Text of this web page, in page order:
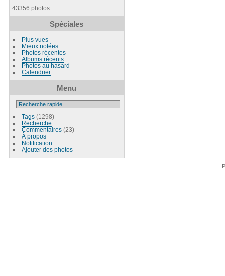
43356 photos
Spéciales
Plus vues
Mieux notées
Photos récentes
Albums récents
Photos au hasard
Calendrier
Menu
Tags(1298)
Recherche
Commentaires(23)
À propos
Notification
Ajouter des photos